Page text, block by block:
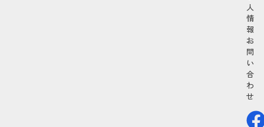
人
情
報
お
問
い
合
わ
せ